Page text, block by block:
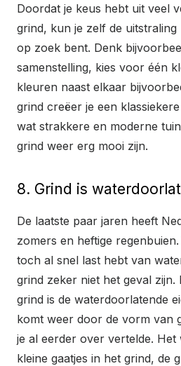
Doordat je keus hebt uit veel
grind, kun je zelf de
op zoek bent. Denk
samenstelling, kies voor één
kleuren naast elkaar
grind creëer je een
wat strakkere en moderne
grind weer erg mooi zijn.
8. Grind is
De laatste paar jaren heeft
zomers en heftige
toch al snel last hebt van
grind zeker niet het geval zijn.
grind is de waterdoorlatende
komt weer door de vorm van
je al eerder over vertelde. Het
kleine gaatjes in het grind, de